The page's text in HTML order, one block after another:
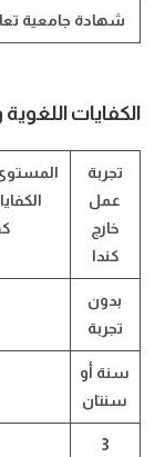
شهادة جامعية
الكفايات
تجربة
عمل
خارج
كندا
بدون
تجربة
سنة أو
سنتان
3